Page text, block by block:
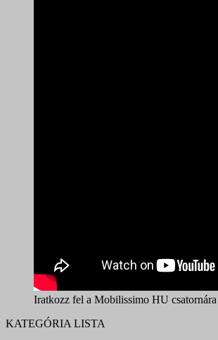
Iratkozz fel a Mobilissimo HU csatornára
KATEGÓRIA LISTA